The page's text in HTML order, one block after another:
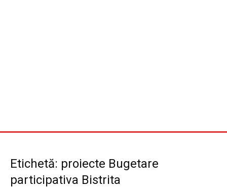
Etichetă: proiecte Bugetare
participativa Bistrita